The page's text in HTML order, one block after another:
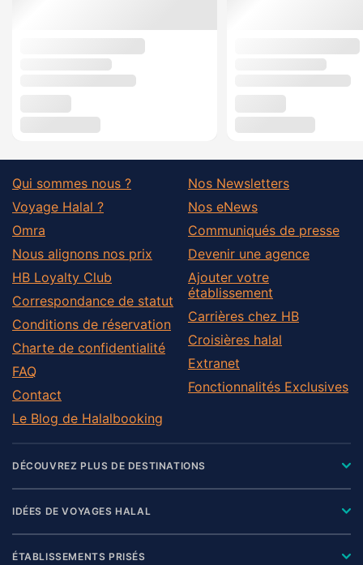
Qui sommes nous ?
Voyage Halal ?
Omra
Nous alignons nos prix
HB Loyalty Club
Correspondance de statut
Conditions de réservation
Charte de confidentialité
FAQ
Contact
Le Blog de Halalbooking
Nos Newsletters
Nos eNews
Communiqués de presse
Devenir une agence
Ajouter votre
établissement
Carrières chez HB
Croisières halal
Extranet
Fonctionnalités Exclusives
DÉCOUVREZ PLUS DE DESTINATIONS
IDÉES DE VOYAGES HALAL
ÉTABLISSEMENTS PRISÉS